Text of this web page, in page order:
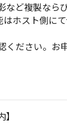
ど複製なら
ホスト側に
ください。お